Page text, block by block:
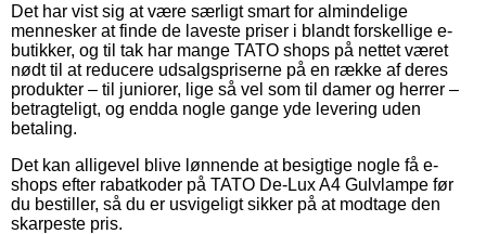
Det har vist sig at være særligt smart for almindelige
mennesker at finde de laveste priser i blandt forskellige e-
butikker, og til tak har mange TATO shops på nettet været
nødt til at reducere udsalgspriserne på en række af deres
produkter – til juniorer, lige så vel som til damer og herrer –
betragteligt, og endda nogle gange yde levering uden
betaling.
Det kan alligevel blive lønnende at besigtige nogle få e-
shops efter rabatkoder på TATO De-Lux A4 Gulvlampe før
du bestiller, så du er usvigeligt sikker på at modtage den
skarpeste pris.